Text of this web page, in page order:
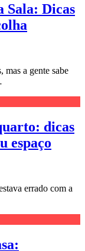
Sala: Dicas
mas a gente sabe
dicas
espaço
errado com a